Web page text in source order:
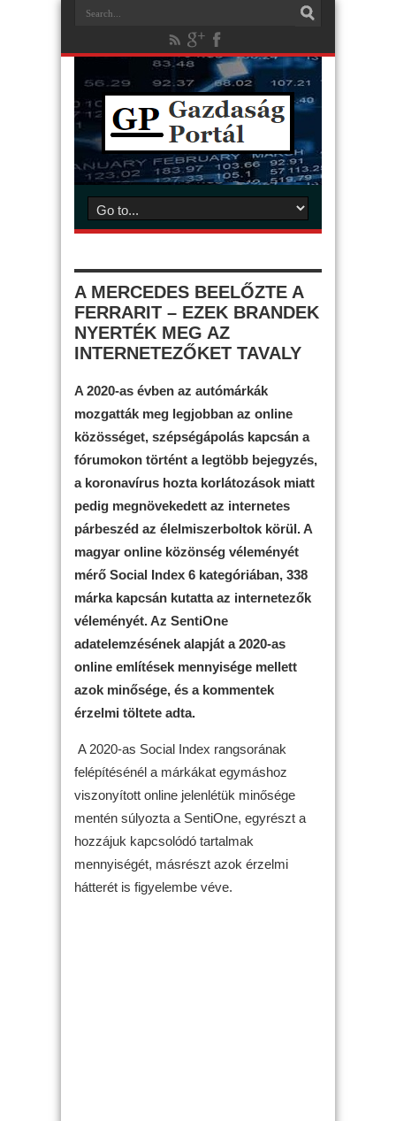
A MERCEDES BEELŐZTE A
FERRARIT – EZEK BRANDEK
NYERTÉK MEG AZ
INTERNETEZŐKET TAVALY
A 2020-as évben az autómárkák
mozgatták meg legjobban az online
közösséget, szépségápolás kapcsán a
fórumokon történt a legtöbb bejegyzés,
a koronavírus hozta korlátozások miatt
pedig megnövekedett az internetes
párbeszéd az élelmiszerboltok körül. A
magyar online közönség véleményét
mérő Social Index 6 kategóriában, 338
márka kapcsán kutatta az internetezők
véleményét. Az SentiOne
adatelemzésének alapját a 2020-as
online említések mennyisége mellett
azok minősége, és a kommentek
érzelmi töltete adta.
A 2020-as Social Index rangsorának
felépítésénél a márkákat egymáshoz
viszonyított online jelenlétük minősége
mentén súlyozta a SentiOne, egyrészt a
hozzájuk kapcsolódó tartalmak
mennyiségét, másrészt azok érzelmi
hátterét is figyelembe véve.